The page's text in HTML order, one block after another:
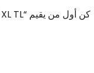
كن أول من يقيم “Michelin 255/40 R18 99Y PILSPT 4 ZP * XL TL”